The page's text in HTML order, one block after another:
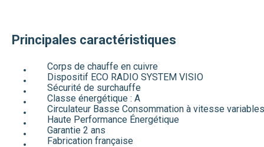
Principales caractéristiques
Corps de chauffe en cuivre
Dispositif ECO RADIO SYSTEM VISIO
Sécurité de surchauffe
Classe énergétique : A
Circulateur Basse Consommation à vitesse variables
Haute Performance Énergétique
Garantie 2 ans
Fabrication française